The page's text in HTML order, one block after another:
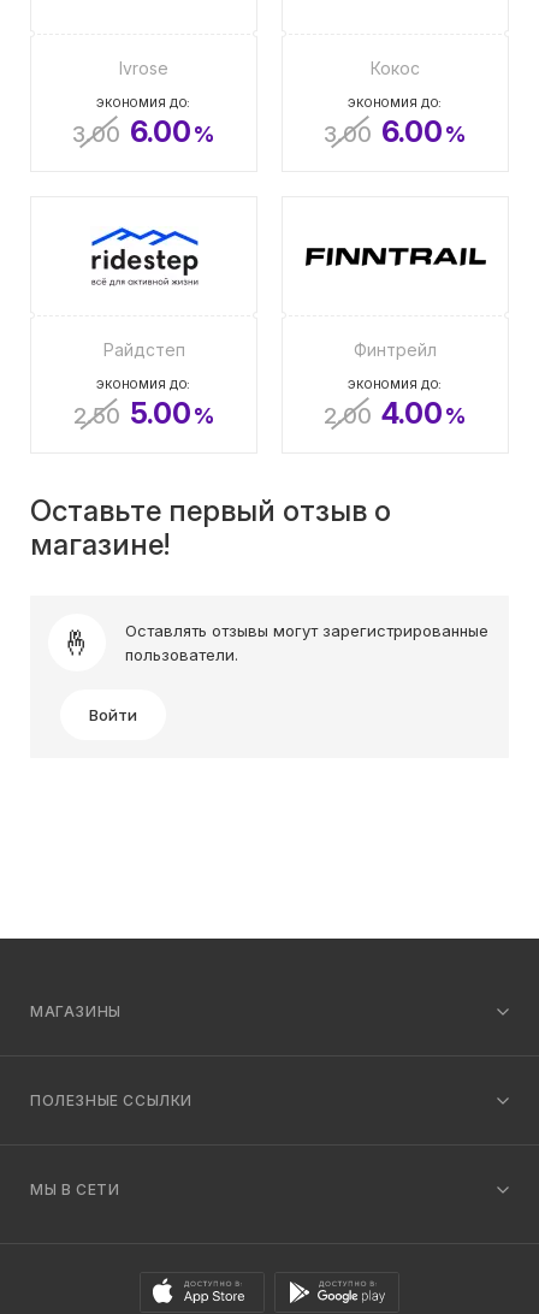
Ivrose
ЭКОНОМИЯ ДО:
3.00 6.00%
Кокос
ЭКОНОМИЯ ДО:
3.00 6.00%
Райдстеп
ЭКОНОМИЯ ДО:
2.50 5.00%
Финтрейл
ЭКОНОМИЯ ДО:
2.00 4.00%
Оставьте первый отзыв о
магазине!
Оставлять отзывы могут зарегистрированные
пользователи.
Войти
МАГАЗИНЫ
ПОЛЕЗНЫЕ ССЫЛКИ
МЫ В СЕТИ